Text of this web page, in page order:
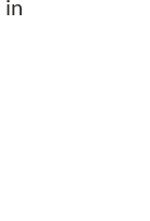
in